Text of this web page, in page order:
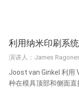
利用纳米印刷系
演讲人：James
Joost van Ginkel 利用
种在模具顶部和侧面